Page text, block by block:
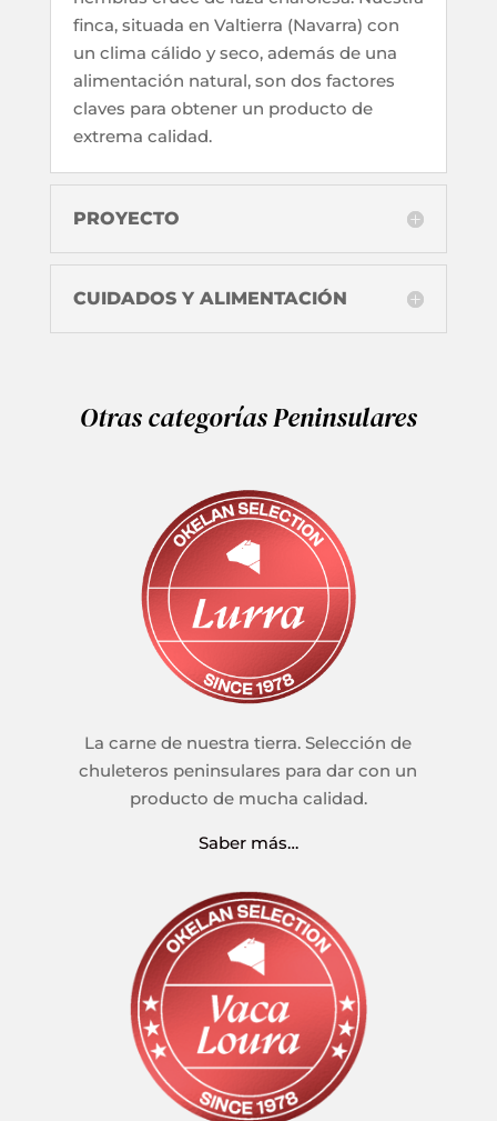
finca, situada en Valtierra (Navarra) con
un clima cálido y seco, además de una
alimentación natural, son dos factores
claves para obtener un producto de
extrema calidad.
PROYECTO
CUIDADOS Y ALIMENTACIÓN
Otras categorías Peninsulares
La carne de nuestra tierra. Selección de
chuleteros peninsulares para dar con un
producto de mucha calidad.
Saber más…